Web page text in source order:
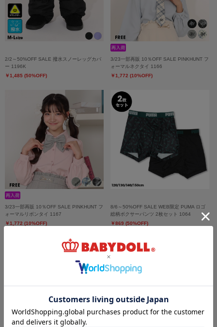
2/2～50%OFF SALE 撥水スノーレッグカバ
ー 1196K
￥1,485 (50%OFF)
3/23一部再販 10％OFF SALE PINKHUNT フ
ォーマルネクタイ 1166
￥1,772 (10%OFF)
3/23一部再販 10％OFF SALE PINKHUNT フ
ォーマルリボンタイ 1167
￥1,772 (10%OFF)
8/6～50%OFF SALE WEB限定 PUMA ロゴ
総柄ボクサーパンツ 2枚セット 1064
￥869 (50%OFF)